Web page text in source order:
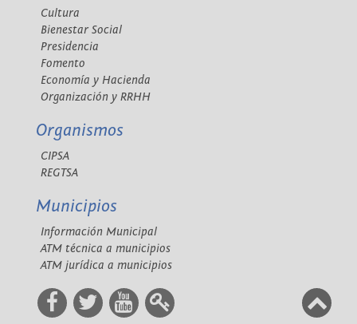
Cultura
Bienestar Social
Presidencia
Fomento
Economía y Hacienda
Organización y RRHH
Organismos
CIPSA
REGTSA
Municipios
Información Municipal
ATM técnica a municipios
ATM jurídica a municipios